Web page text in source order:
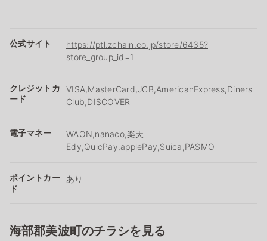
公式サイト
https://ptl.zchain.co.jp/store/6435?
store_group_id=1
クレジットカ
ード
VISA,MasterCard,JCB,AmericanExpress,Diners
Club,DISCOVER
電子マネー
WAON,nanaco,楽天
Edy,QuicPay,applePay,Suica,PASMO
ポイントカー
ド
あり
海部郡美波町のチラシを見る